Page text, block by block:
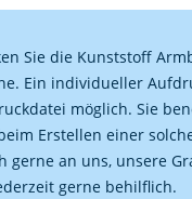
Sie die Kunststoff
Ein individueller
möglich. Sie
Erstellen einer
gerne an uns, unsere
gerne behilflich.